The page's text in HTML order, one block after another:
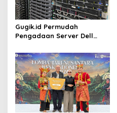
Gugik.id Permudah
Pengadaan Server Dell
Spesifikasi Fleksibel